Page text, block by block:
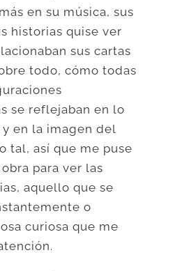
en su música, sus
historias quise ver
sus cartas
todo, cómo todas
se reflejaban en lo
en la imagen del
tal, así que me puse
para ver las
aquello que se
o
curiosa que me